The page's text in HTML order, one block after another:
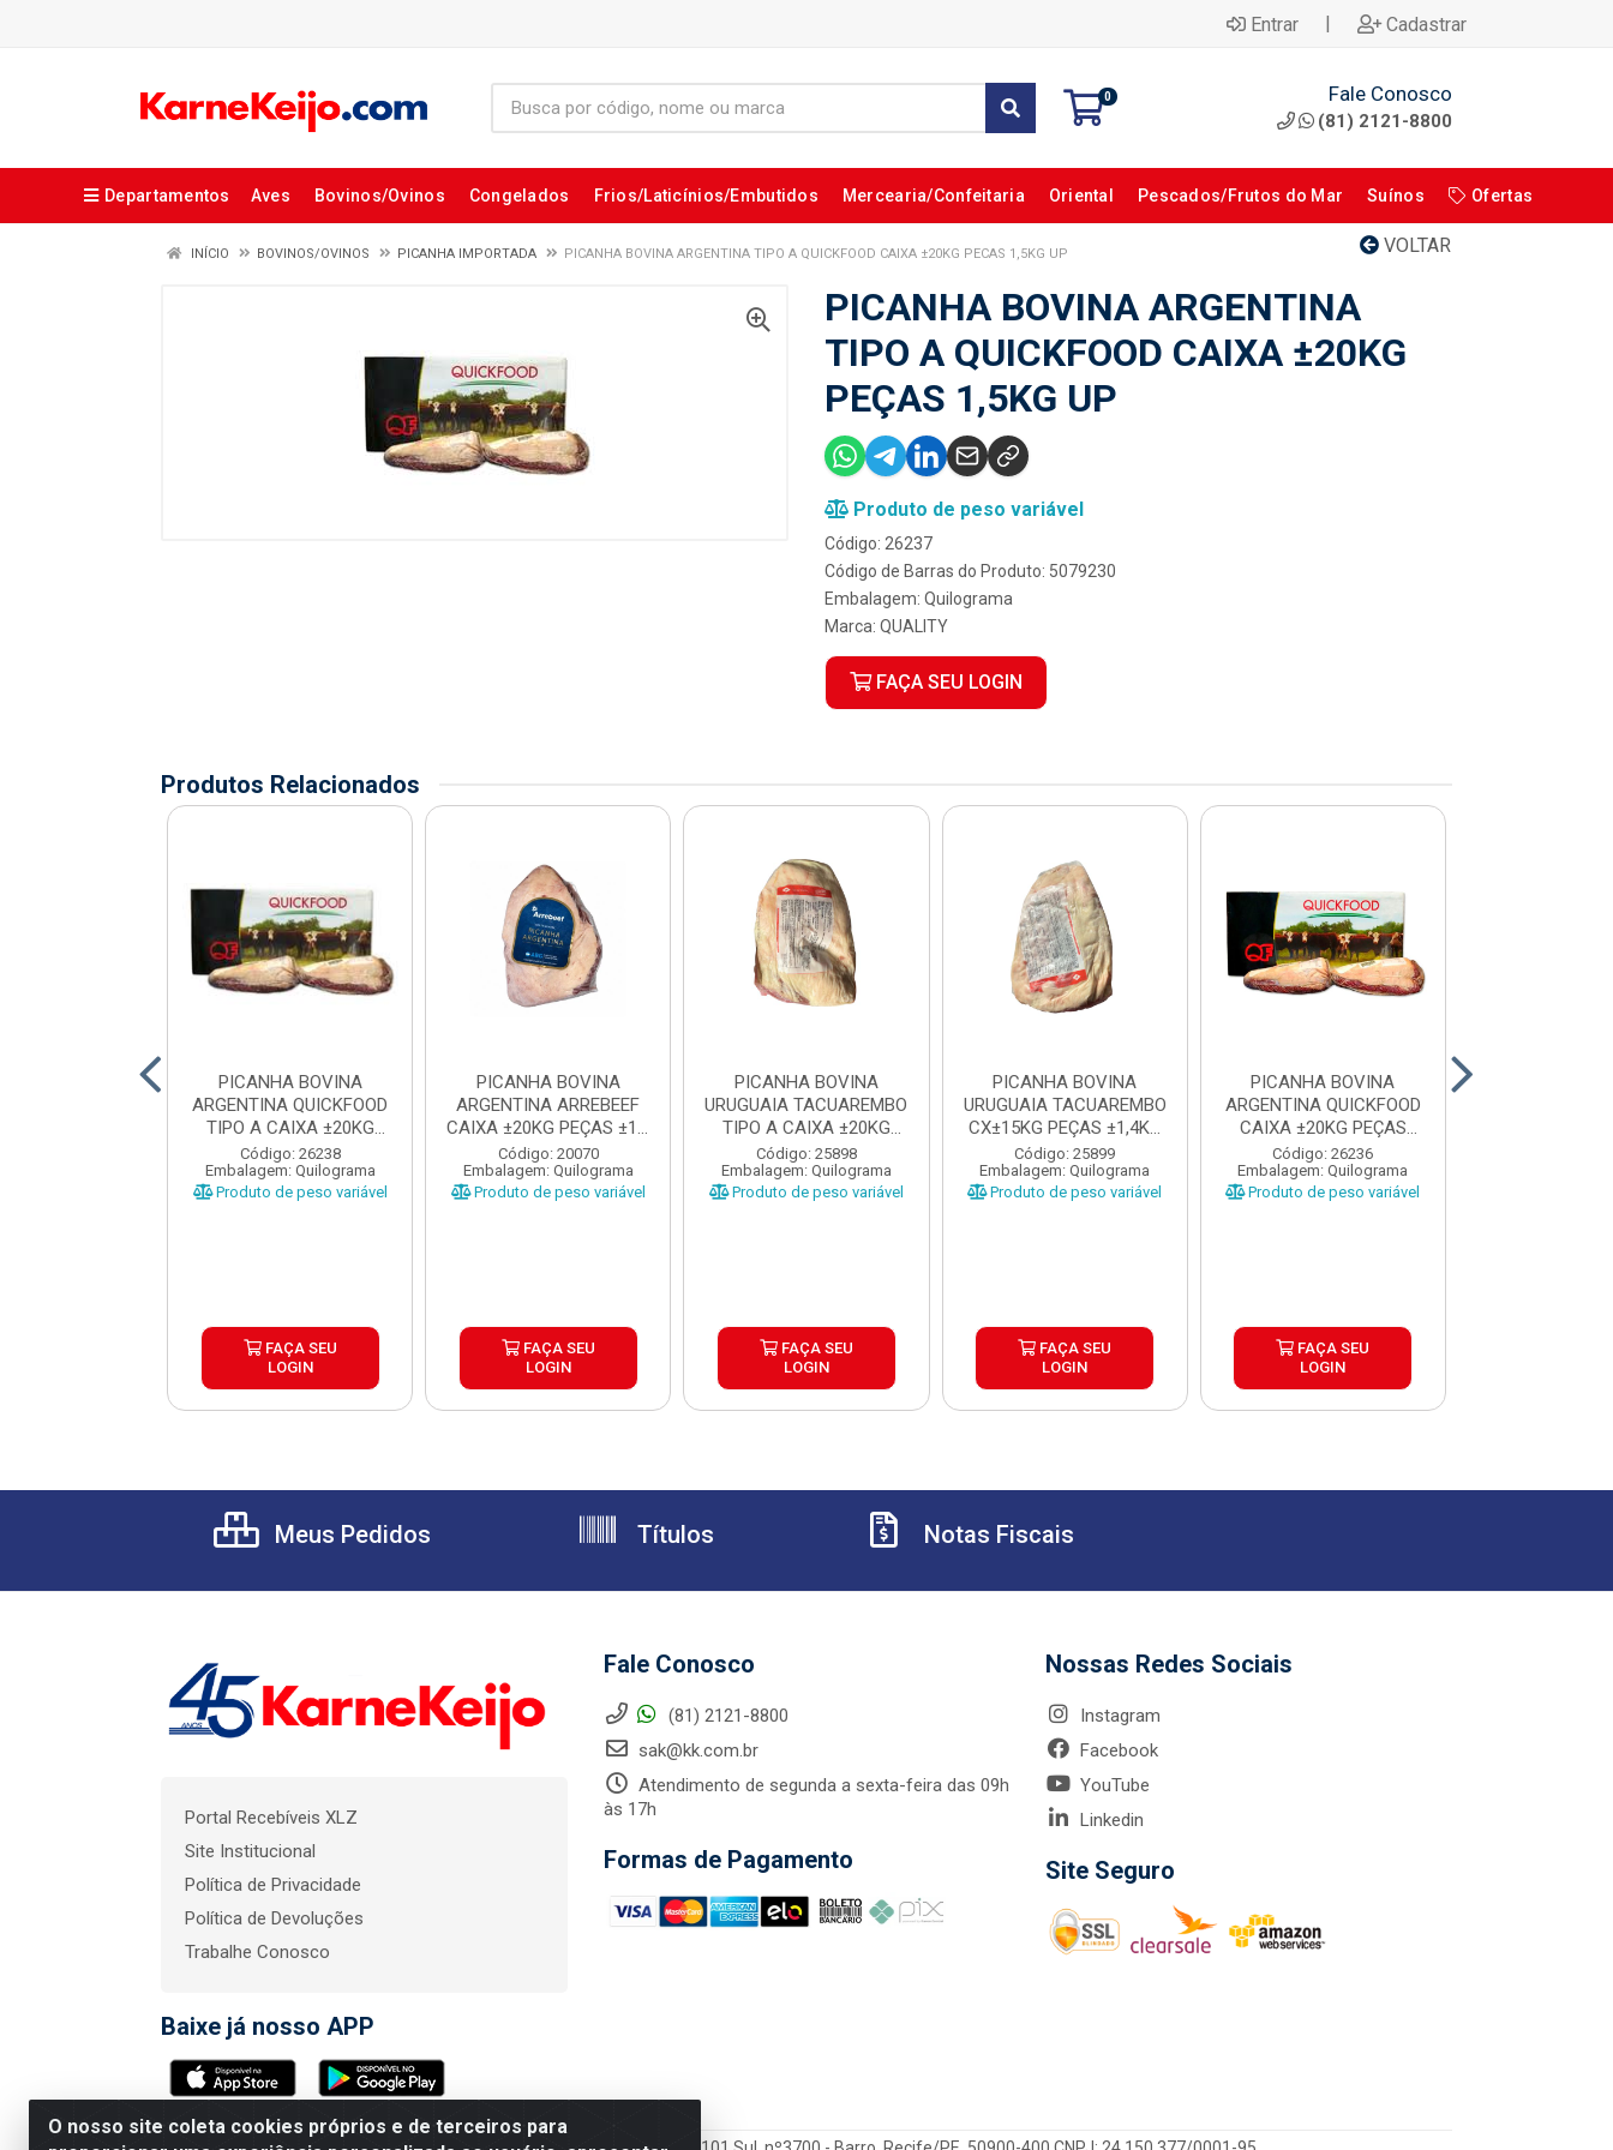
Entrar | Cadastrar
0 Fale Conosco
(81) 2121-8800
Departamentos Aves Bovinos/Ovinos Congelados Frios/Laticínios/Embutidos Mercearia/Confeitaria Oriental Pescados/Frutos do Mar Suínos Ofertas
VOLTAR
INÍCIO BOVINOS/OVINOS PICANHA IMPORTADA PICANHA BOVINA ARGENTINA TIPO A QUICKFOOD CAIXA ±20KG PECAS 1,5KG UP
PICANHA BOVINA ARGENTINA
TIPO A QUICKFOOD CAIXA ±20KG
PEÇAS 1,5KG UP
Produto de peso variável
Código: 26237
Código de Barras do Produto: 5079230
Embalagem: Quilograma
Marca: QUALITY
FAÇA SEU LOGIN
Produtos Relacionados
PICANHA BOVINA
ARGENTINA QUICKFOOD
TIPO A CAIXA ±20KG
PEÇAS ...
Código: 26238
Embalagem: Quilograma
Produto de peso variável
FAÇA SEU
LOGIN
PICANHA BOVINA
ARGENTINA ARREBEEF
CAIXA ±20KG PEÇAS ±1,1
A 1...
Código: 20070
Embalagem: Quilograma
Produto de peso variável
FAÇA SEU
LOGIN
PICANHA BOVINA
URUGUAIA TACUAREMBO
TIPO A CAIXA ±20KG
PEÇAS ...
Código: 25898
Embalagem: Quilograma
Produto de peso variável
FAÇA SEU
LOGIN
PICANHA BOVINA
URUGUAIA TACUAREMBO
CX±15KG PEÇAS ±1,4KG
UP
Código: 25899
Embalagem: Quilograma
Produto de peso variável
FAÇA SEU
LOGIN
PICANHA BOVINA
ARGENTINA QUICKFOOD
CAIXA ±20KG PEÇAS
1,5KG U...
Código: 26236
Embalagem: Quilograma
Produto de peso variável
FAÇA SEU
LOGIN
O nosso site coleta cookies próprios e de terceiros para
Meus Pedidos Títulos Notas Fiscais
Portal Recebíveis XLZ
Site Institucional
Política de Privacidade
Política de Devoluções
Trabalhe Conosco
Baixe já nosso APP
Fale Conosco
(81) 2121-8800
sak@kk.com.br
Atendimento de segunda a sexta-feira das 09h
às 17h
Formas de Pagamento
Nossas Redes Sociais
Instagram
Facebook
YouTube
Linkedin
Site Seguro